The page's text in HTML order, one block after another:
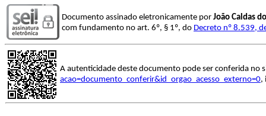
Documento assinado eletronicamente por João Caldas
com fundamento no art. 6º, § 1º, do Decreto nº 8.539,
A autenticidade deste documento pode ser conferida no
acao=documento_conferir&id_orgao_acesso_externo=0,